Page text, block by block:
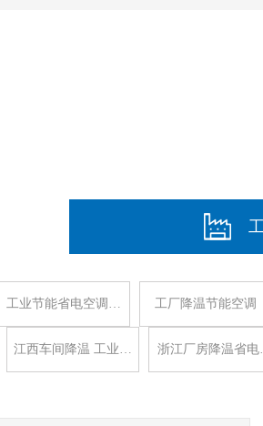
工业节能省电空调… 工厂降温节能空调
江西车间降温 工业… 浙江厂房降温省